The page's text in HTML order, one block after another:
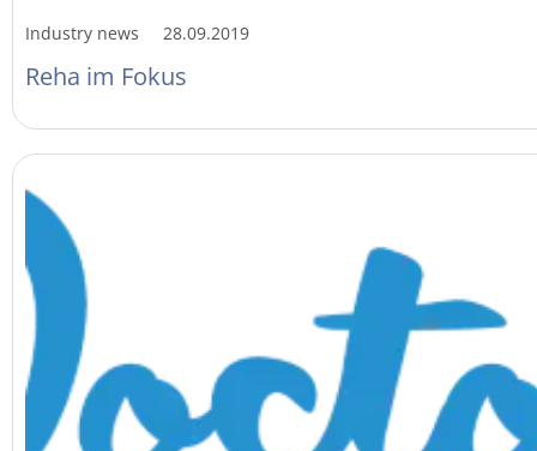
Industry news 28.09.2019
Reha im Fokus